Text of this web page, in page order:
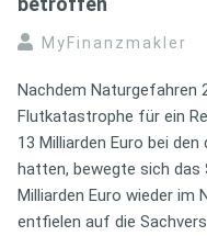
MyFinanzmakler
Nachdem Naturgefahren
Flutkatastrophe für ein
13 Milliarden Euro bei
hatten, bewegte sich das
Milliarden Euro wieder im
entfielen auf die